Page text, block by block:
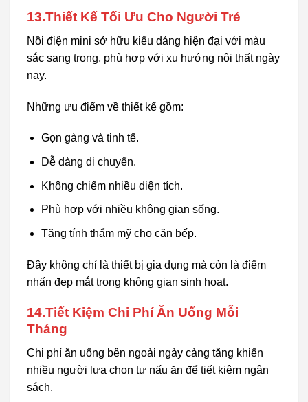
13.Thiết Kế Tối Ưu Cho Người Trẻ
Nồi điện mini sở hữu kiểu dáng hiện đại với màu
sắc sang trọng, phù hợp với xu hướng nội thất ngày
nay.
Những ưu điểm về thiết kế gồm:
Gọn gàng và tinh tế.
Dễ dàng di chuyển.
Không chiếm nhiều diện tích.
Phù hợp với nhiều không gian sống.
Tăng tính thẩm mỹ cho căn bếp.
Đây không chỉ là thiết bị gia dụng mà còn là điểm
nhấn đẹp mắt trong không gian sinh hoạt.
14.Tiết Kiệm Chi Phí Ăn Uống Mỗi
Tháng
Chi phí ăn uống bên ngoài ngày càng tăng khiến
nhiều người lựa chọn tự nấu ăn để tiết kiệm ngân
sách.